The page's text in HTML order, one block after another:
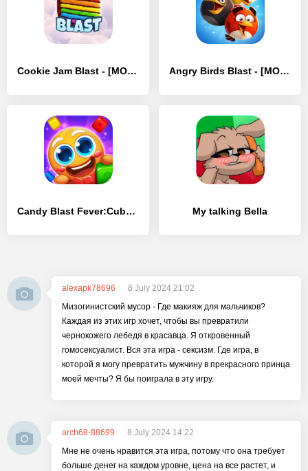
Cookie Jam Blast - [MOD Бесконечные монеты] Angry Birds Blast - [MOD Бесконечные деньги]
Candy Blast Fever:Cubes Puzzle - [MOD Бесконечные деньги] My talking Bella
alexapk78696
8 July 2024 21:02
Мизогинистский мусор - Где макияж для мальчиков?
Каждая из этих игр хочет, чтобы вы превратили
чернокожего лебедя в красавца. Я откровенный
гомосексуалист. Вся эта игра - сексизм. Где игра, в
которой я могу превратить мужчину в прекрасного принца
моей мечты? Я бы поиграла в эту игру.
arch68-88699
8 July 2024 14:22
Мне не очень нравится эта игра, потому что она требует
больше денег на каждом уровне, цена на все растет, и